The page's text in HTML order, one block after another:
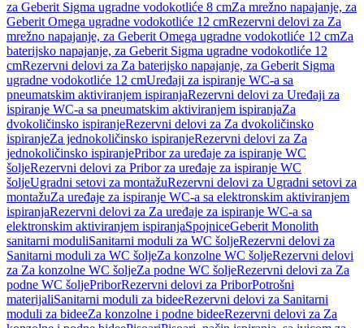
za Geberit Sigma ugradne vodokotliće 8 cmZa mrežno napajanje, za
Geberit Omega ugradne vodokotliće 12 cmRezervni delovi za Za
mrežno napajanje, za Geberit Omega ugradne vodokotliće 12 cmZa
baterijsko napajanje, za Geberit Sigma ugradne vodokotliće 12
cmRezervni delovi za Za baterijsko napajanje, za Geberit Sigma
ugradne vodokotliće 12 cmUređaji za ispiranje WC-a sa
pneumatskim aktiviranjem ispiranjaRezervni delovi za Uređaji za
ispiranje WC-a sa pneumatskim aktiviranjem ispiranjaZa
dvokoličinsko ispiranjeRezervni delovi za Za dvokoličinsko
ispiranjeZa jednokoličinsko ispiranjeRezervni delovi za Za
jednokoličinsko ispiranjePribor za uređaje za ispiranje WC
šoljeRezervni delovi za Pribor za uređaje za ispiranje WC
šoljeUgradni setovi za montažuRezervni delovi za Ugradni setovi za
montažuZa uređaje za ispiranje WC-a sa elektronskim aktiviranjem
ispiranjaRezervni delovi za Za uređaje za ispiranje WC-a sa
elektronskim aktiviranjem ispiranjaSpojniceGeberit Monolith
sanitarni moduliSanitarni moduli za WC šoljeRezervni delovi za
Sanitarni moduli za WC šoljeZa konzolne WC šoljeRezervni delovi
za Za konzolne WC šoljeZa podne WC šoljeRezervni delovi za Za
podne WC šoljePriborRezervni delovi za PriborPotrošni
materijaliSanitarni moduli za bideeRezervni delovi za Sanitarni
moduli za bideeZa konzolne i podne bideeRezervni delovi za Za